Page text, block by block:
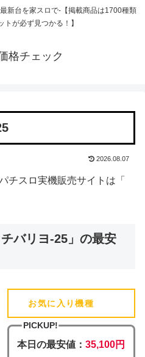
新台を家スロで-【掲載商品は1700種類
トが必ず見つかる！】
格チェック
2026.08.07
チスロ実機販売サイトは「
バリヨ-25」の最安
お気に入り機種
PICKUP!
本日の最安値：35,100円